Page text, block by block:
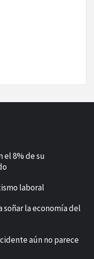
el 8% de su
laboral
la economía del
aún no parece